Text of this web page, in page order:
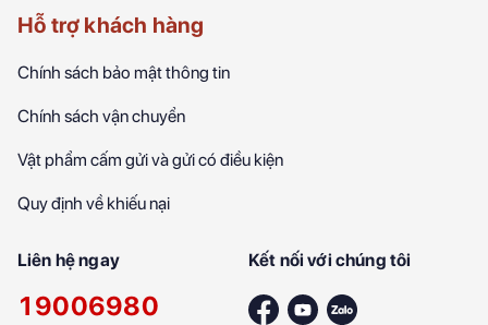
Hỗ trợ khách hàng
Chính sách bảo mật thông tin
Chính sách vận chuyển
Vật phẩm cấm gửi và gửi có điều kiện
Quy định về khiếu nại
Liên hệ ngay
19006980
Kết nối với chúng tôi